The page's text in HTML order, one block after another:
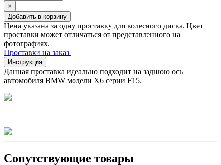
×
Добавить в корзину
Цена указана за одну проставку для колесного диска. Цвет
проставки может отличаться от представленного на
фотографиях.
Проставки на заказ
Инструкция
Данная проставка идеально подходит на заднюю ось
автомобиля BMW модели X6 серии F15.
Сопутствующие товары